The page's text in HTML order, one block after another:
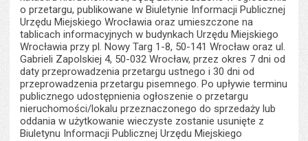
o przetargu, publikowane w Biuletynie Informacji Publicznej
Urzędu Miejskiego Wrocławia oraz umieszczone na
tablicach informacyjnych w budynkach Urzędu Miejskiego
Wrocławia przy pl. Nowy Targ 1-8, 50-141 Wrocław oraz ul.
Gabrieli Zapolskiej 4, 50-032 Wrocław, przez okres 7 dni od
daty przeprowadzenia przetargu ustnego i 30 dni od
przeprowadzenia przetargu pisemnego. Po upływie terminu
publicznego udostępnienia ogłoszenie o przetargu
nieruchomości/lokalu przeznaczonego do sprzedaży lub
oddania w użytkowanie wieczyste zostanie usunięte z
Biuletynu Informacji Publicznej Urzędu Miejskiego